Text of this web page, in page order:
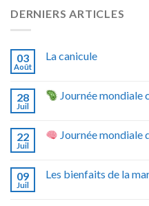
DERNIERS ARTICLES
03
Août
La canicule
28
Juil
Journée mondiale
22
Juil
Journée mondiale
09
Juil
Les bienfaits de la